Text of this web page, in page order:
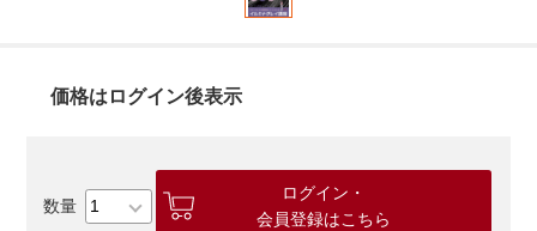
価格はログイン後表示
ログイン・
会員登録はこちら